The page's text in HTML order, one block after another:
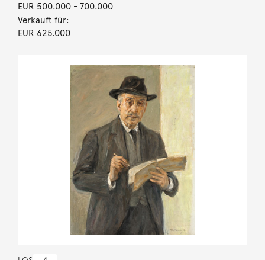
EUR 500.000- 700.000
Verkauft für:
EUR 625.000